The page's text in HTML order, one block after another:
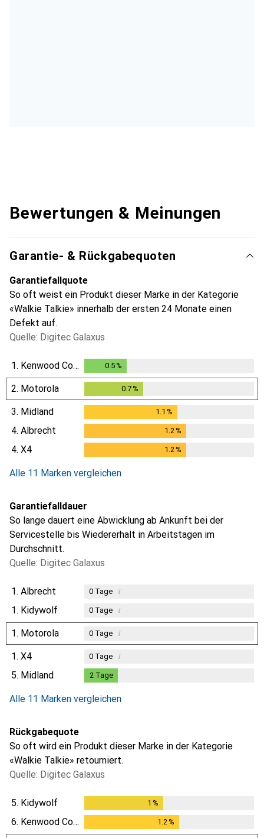
Bewertungen & Meinungen
Garantie- & Rückgabequoten
Garantiefallquote
So oft weist ein Produkt dieser Marke in der Kategorie
«Walkie Talkie» innerhalb der ersten 24 Monate einen
Defekt auf.
Quelle: Digitec Galaxus
1. Kenwood Corp. 0.5%
2. Motorola 0.7 %
3. Midland 1.1 %
4. Albrecht 1.2 %
4. X4 1.2 %
Alle 11 Marken vergleichen
Garantiefalldauer
So lange dauert eine Abwicklung ab Ankunft bei der
Servicestelle bis Wiedererhalt in Arbeitstagen im
Durchschnitt.
Quelle: Digitec Galaxus
1. Albrecht 0Tage i
1. Kidywolf 0Tage i
1. Motorola 0Tage i
1. X4 0Tage i
5. Midland 2 Tage
Alle 11 Marken vergleichen
Rückgabequote
So oft wird ein Produkt dieser Marke in der Kategorie
«Walkie Talkie» retourniert.
Quelle: Digitec Galaxus
5. Kidywolf 1 %
6. Kenwood Corp. 1.2 %